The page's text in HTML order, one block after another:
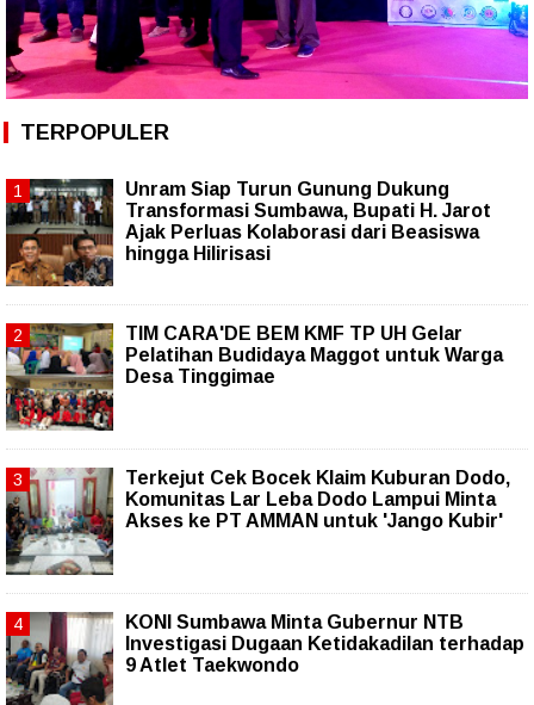
TERPOPULER
Unram Siap Turun Gunung Dukung
Transformasi Sumbawa, Bupati H. Jarot
Ajak Perluas Kolaborasi dari Beasiswa
hingga Hilirisasi
TIM CARA'DE BEM KMF TP UH Gelar
Pelatihan Budidaya Maggot untuk Warga
Desa Tinggimae
Terkejut Cek Bocek Klaim Kuburan Dodo,
Komunitas Lar Leba Dodo Lampui Minta
Akses ke PT AMMAN untuk 'Jango Kubir'
KONI Sumbawa Minta Gubernur NTB
Investigasi Dugaan Ketidakadilan terhadap
9 Atlet Taekwondo